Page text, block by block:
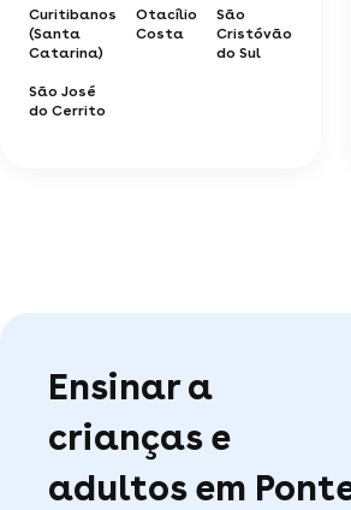
Curitibanos
(Santa
Catarina)
Otacílio
Costa
São
Cristóvão
do Sul
São José
do Cerrito
Ensinar a
crianças e
adultos em